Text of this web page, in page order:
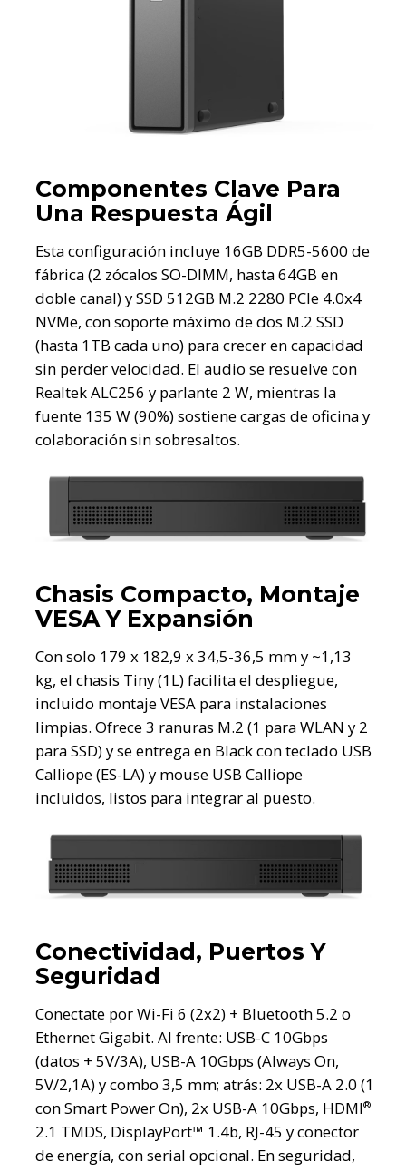
Componentes Clave Para
Una Respuesta Ágil
Esta configuración incluye 16GB DDR5-5600 de
fábrica (2 zócalos SO-DIMM, hasta 64GB en
doble canal) y SSD 512GB M.2 2280 PCIe 4.0x4
NVMe, con soporte máximo de dos M.2 SSD
(hasta 1TB cada uno) para crecer en capacidad
sin perder velocidad. El audio se resuelve con
Realtek ALC256 y parlante 2 W, mientras la
fuente 135 W (90%) sostiene cargas de oficina y
colaboración sin sobresaltos.
Chasis Compacto, Montaje
VESA Y Expansión
Con solo 179 x 182,9 x 34,5-36,5 mm y ~1,13
kg, el chasis Tiny (1L) facilita el despliegue,
incluido montaje VESA para instalaciones
limpias. Ofrece 3 ranuras M.2 (1 para WLAN y 2
para SSD) y se entrega en Black con teclado USB
Calliope (ES-LA) y mouse USB Calliope
incluidos, listos para integrar al puesto.
Conectividad, Puertos Y
Seguridad
Conectate por Wi-Fi 6 (2x2) + Bluetooth 5.2 o
Ethernet Gigabit. Al frente: USB-C 10Gbps
(datos + 5V/3A), USB-A 10Gbps (Always On,
5V/2,1A) y combo 3,5 mm; atrás: 2x USB-A 2.0 (1
con Smart Power On), 2x USB-A 10Gbps, HDMI®
2.1 TMDS, DisplayPort™ 1.4b, RJ-45 y conector
de energía, con serial opcional. En seguridad,